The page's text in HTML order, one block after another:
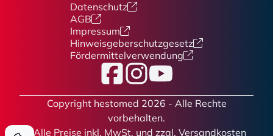
Datenschutz
AGB
Impressum
Hinweisgeberschutzgesetz
Fördermittelverwendung
FacebookInstagram
YouTube
Copyright hestomed 2026 - Alle Rechte
vorbehalten.
* Alle Preise inkl. MwSt. und zzgl. Versandkosten